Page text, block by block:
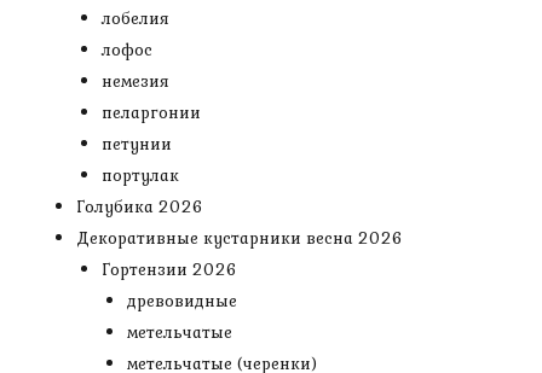
лобелия
лофос
немезия
пеларгонии
петунии
портулак
Голубика 2026
Декоративные кустарники весна 2026
Гортензии 2026
древовидные
метельчатые
метельчатые (черенки)